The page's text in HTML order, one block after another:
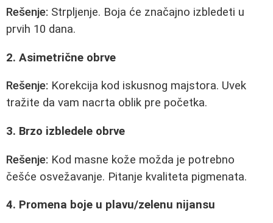
Rešenje: Strpljenje. Boja će značajno izbledeti u
prvih 10 dana.
2. Asimetrične obrve
Rešenje: Korekcija kod iskusnog majstora. Uvek
tražite da vam nacrta oblik pre početka.
3. Brzo izbledele obrve
Rešenje: Kod masne kože možda je potrebno
češće osvežavanje. Pitanje kvaliteta pigmenata.
4. Promena boje u plavu/zelenu nijansu